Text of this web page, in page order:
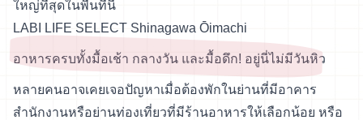
ใหญ่ที่สุดในพื้นที่นี้
LABI LIFE SELECT Shinagawa Ōimachi
อาหารครบทั้งมื้อเช้า กลางวัน และมื้อดึก! อยู่นี่ไม่มีวันหิว
หลายคนอาจเคยเจอปัญหาเมื่อต้องพักในย่านที่มีอาคาร
สำนักงานหรือย่านท่องเที่ยวที่มีร้านอาหารให้เลือกน้อย หรือ